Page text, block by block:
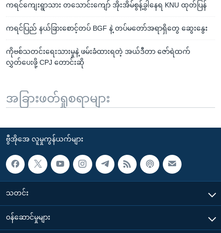
ကရင်ကျေးရွာသား တသောင်းကျော် အိုးအိမ်စွန့်ခွါနေရ KNU ထုတ်ပြန်
ကရင်ပြည် နယ်ခြားစောင့်တပ် BGF နဲ့ တပ်မတော်အရာရှိတွေ ဆွေးနွေး
ကိုဗစ်သတင်းရေးသားမှုနဲ့ ဖမ်းခံထားရတဲ့ အယ်ဒီတာ ဇော်ရဲထက်
လွှတ်ပေးဖို့ CPJ တောင်းဆို
အခြားဖတ်ရှုစရာများ
ဗွီအိုအေ လူမှုကွန်ယက်များ
သတင်း
၀န်ဆောင်မှုများ